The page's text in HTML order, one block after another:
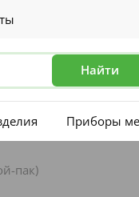
Найти
Приборы
пак)